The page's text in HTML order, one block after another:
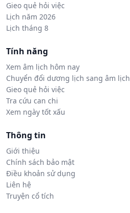
Gieo quẻ hỏi việc
Lịch năm 2026
Lịch tháng 8
Tính năng
Xem âm lịch hôm nay
Chuyển đổi dương lịch sang âm lịch
Gieo quẻ hỏi việc
Tra cứu can chi
Xem ngày tốt xấu
Thông tin
Giới thiệu
Chính sách bảo mật
Điều khoản sử dụng
Liên hệ
Truyện cổ tích